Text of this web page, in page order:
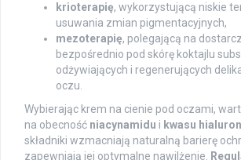
krioterapię, wykorzystującą niskie
usuwania zmian pigmentacyjnych,
mezoterapię, polegającą na
bezpośrednio pod skórę koktajlu
odżywiających i regenerujących
oczu.
Wybierając krem na cienie pod oczami,
na obecność niacynamidu i kwasu
składniki wzmacniają naturalną barierę
zapewniają jej optymalne nawilżenie.